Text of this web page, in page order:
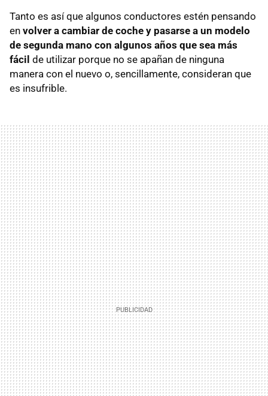
Tanto es así que algunos conductores estén pensando
en volver a cambiar de coche y pasarse a un modelo
de segunda mano con algunos años que sea más
fácil de utilizar porque no se apañan de ninguna
manera con el nuevo o, sencillamente, consideran que
es insufrible.